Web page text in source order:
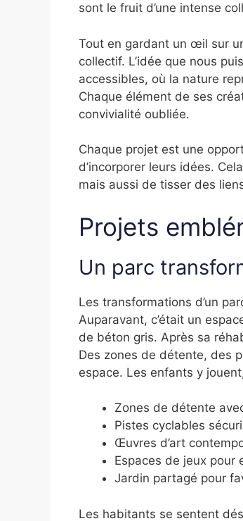
sont le fruit d’une intense
Tout en gardant un œil sur
collectif. L’idée que nous
accessibles, où la nature
Chaque élément de ses
convivialité oubliée.
Chaque projet est une
d’incorporer leurs idées.
mais aussi de tisser des
Projets
Un parc
Les transformations d’un
Auparavant, c’était un
de béton gris. Après sa
Des zones de détente, des
espace. Les enfants y
Zones de détente
Pistes cyclables
Œuvres d’art
Espaces de jeux pour
Jardin partagé pour
Les habitants se sentent